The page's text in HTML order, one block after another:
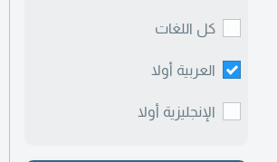
كل اللغات
العربية أولا
الإنجليزية أولا